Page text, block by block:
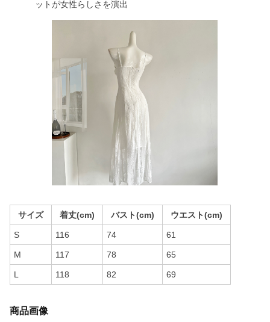
ットが女性らしさを演出
サイズ 着丈(cm) バスト(cm) ウエスト(cm)
S 116 74 61
M 117 78 65
L 118 82 69
商品画像